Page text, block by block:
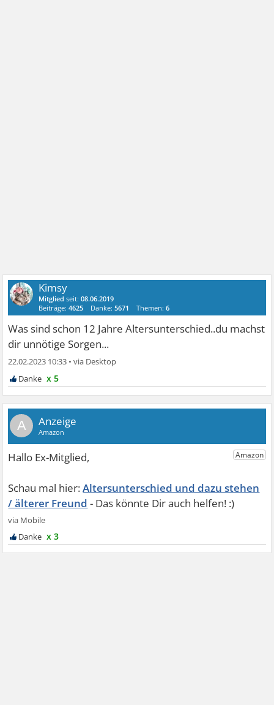
Kimsy
Mitglied seit:08.06.2019
Beiträge:4625 Danke:5671 Themen:6
Was sind schon 12 Jahre Altersunterschied..du machst
dir unnötige Sorgen...
22.02.2023 10:33 •
x 5
A
Altersunterschied und dazu stehen
/ älterer Freund
x 3